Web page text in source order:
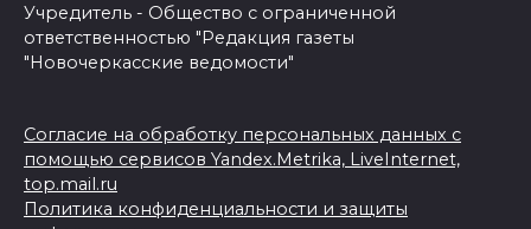
Учредитель - Общество с ограниченной
ответственностью "Редакция газеты
"Новочеркасские ведомости"
Согласие на обработку персональных данных с
помощью сервисов Yandex.Metrika, LiveInternet,
top.mail.ru
Политика конфиденциальности и защиты